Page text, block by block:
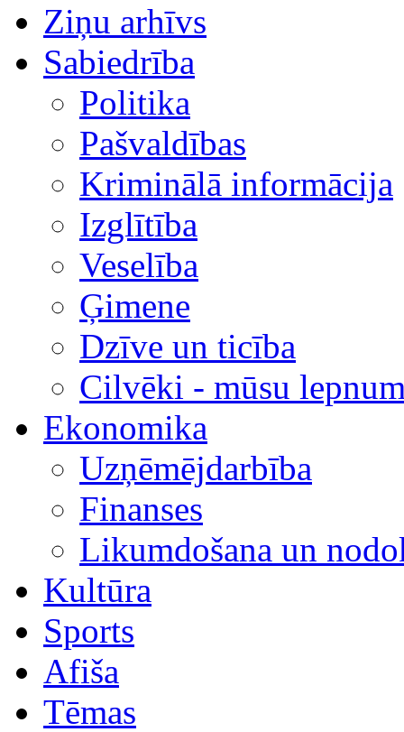
Ziņu arhīvs
Sabiedrība
Politika
Pašvaldības
Kriminālā informācija
Izglītība
Veselība
Ģimene
Dzīve un ticība
Cilvēki - mūsu
Ekonomika
Uzņēmējdarbība
Finanses
Likumdošana un
Kultūra
Sports
Afiša
Tēmas